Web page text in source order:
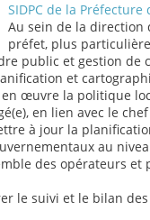
SIDPC de la Préfecture
Au sein de la direction
préfet, plus
public et gestion de
et
œuvre la politique
en lien avec le
à jour la
au
des opérateurs et
le suivi et le bilan